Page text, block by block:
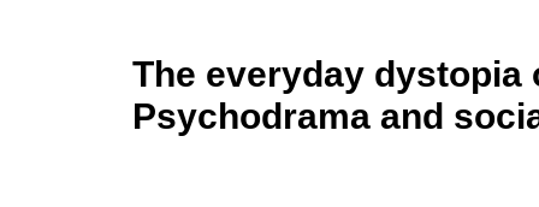
The everyday dystopia
Psychodrama and